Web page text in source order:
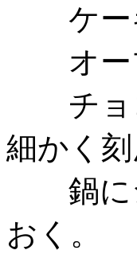
ケーキ
オーブ
チョコ
細かく刻
鍋にシ
おく。